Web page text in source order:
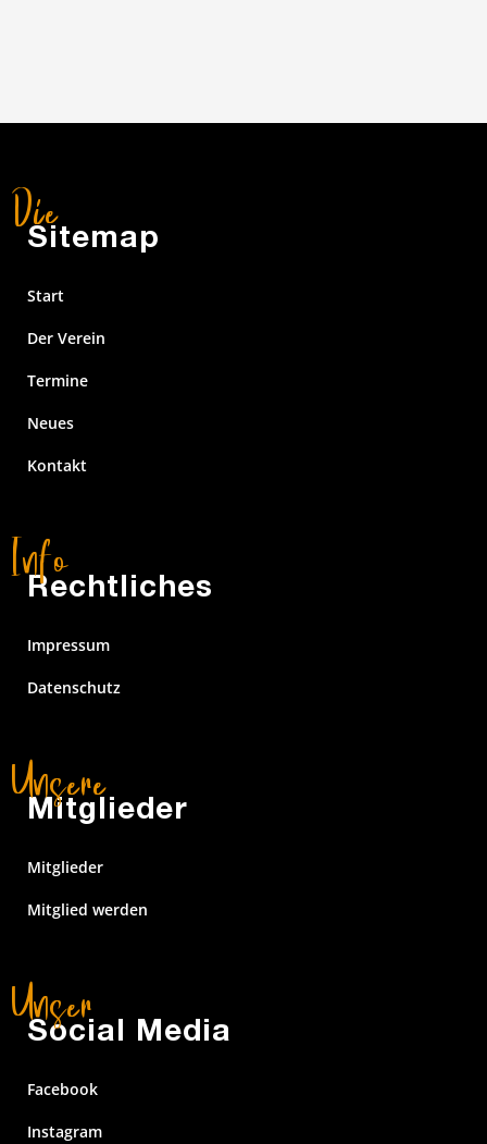
Sitemap
Start
Der Verein
Termine
Neues
Kontakt
Rechtliches
Impressum
Datenschutz
Mitglieder
Mitglieder
Mitglied werden
Social Media
Facebook
Instagram